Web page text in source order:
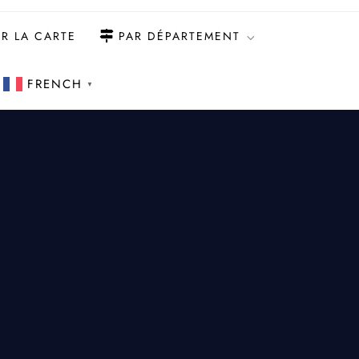
LA CARTE PAR DÉPARTEMENT
FRENCH ▼